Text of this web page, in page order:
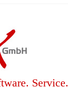
Service.